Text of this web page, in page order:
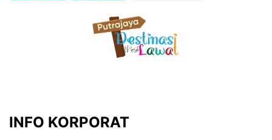
INFO KORPORAT